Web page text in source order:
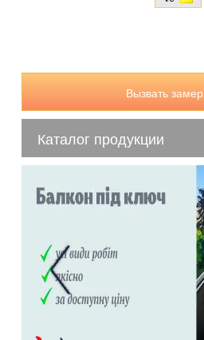
Вызвать
Каталог продукции